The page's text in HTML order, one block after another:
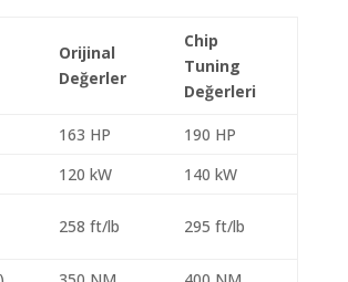
Orijinal
Değerler
Chip
Tuning
Değerleri
163 HP
190 HP
120 kW
140 kW
258 ft/lb 295 ft/lb